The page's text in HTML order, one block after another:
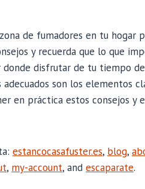
de fumadores en tu hogar
y recuerda que lo que
disfrutar de tu tiempo
son los elementos
en práctica estos consejos y
estancocasafuster.es, blog,
, my-account, and escaparate.